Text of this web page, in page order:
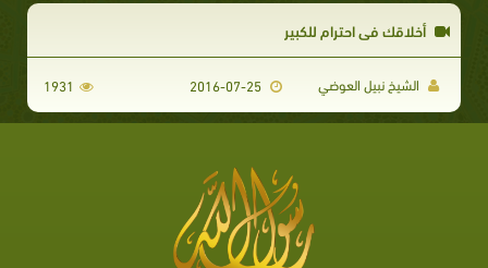
أخلاقك في احترام للكبير
الشيخ نبيل العوضي 1931